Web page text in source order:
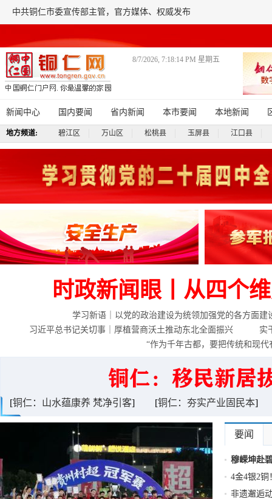
中共铜仁市委宣传部主管，官方媒体、权威发布
8/7/2026, 7:18:15 PM 星期五
新闻中心 国内要闻 省内新闻 本市要闻 本地新闻
地方频道: 碧江区 万山区 松桃县 玉屏县 江口县
时政新闻眼丨从四个
学习新语｜以党的政治建设为统领加强党的各方面建
习近平总书记关切事｜厚植营商沃土推动东北全面振兴
实
“作为千年古都，要把传统和现代
[铜仁：山水蕴康养 梵净引客] [铜仁：夯实产业固民本]
要闻
穆嵘坤赴
4金4银2
非遗邂逅